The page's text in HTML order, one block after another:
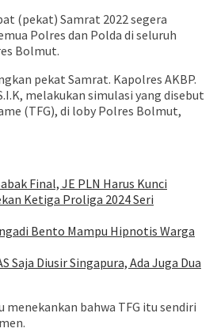
(pekat) Samrat 2022 segera
Polres dan Polda di seluruh
Bolmut.
pekat Samrat. Kapolres AKBP.
melakukan simulasi yang disebut
(TFG), di loby Polres Bolmut,
Final, JE PLN Harus Kunci
Ketiga Proliga 2024 Seri
Bento Mampu Hipnotis Warga
Saja Diusir Singapura, Ada Juga Dua
menekankan bahwa TFG itu sendiri